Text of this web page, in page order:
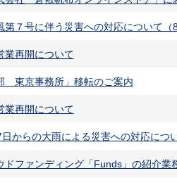
第７号に伴う災害への対応について
業再開について
東京事務所」移転のご案内
業再開について
からの大雨による災害への対応につ
ドファンディング「Funds」の紹介業